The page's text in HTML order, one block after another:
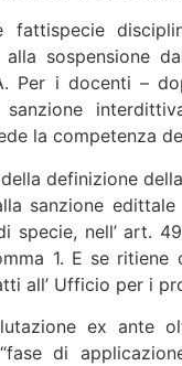
sospensione
Per i docenti –
la competenza
definizione
sanzione
specie, nell’ art.
1. E se ritiene
all’ Ufficio per i
ex ante
di